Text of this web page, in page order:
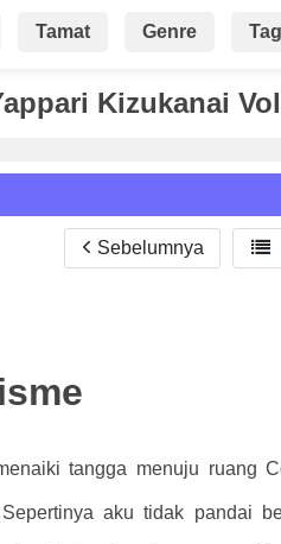
Tamat Genre
Kizukanai
Sebelumnya 
tangga menuju ruang
aku tidak pandai